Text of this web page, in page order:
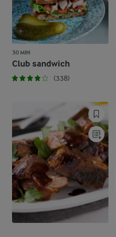
30 MIN
Club sandwich
(338)